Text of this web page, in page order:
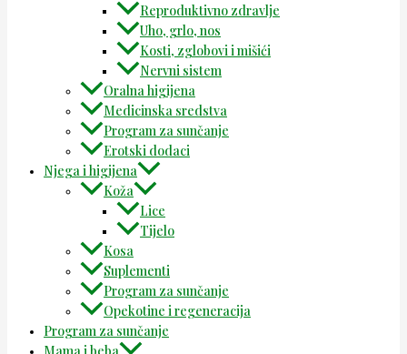
Reproduktivno zdravlje
Uho, grlo, nos
Kosti, zglobovi i mišići
Nervni sistem
Oralna higijena
Medicinska sredstva
Program za sunčanje
Erotski dodaci
Njega i higijena
Koža
Lice
Tijelo
Kosa
Suplementi
Program za sunčanje
Opekotine i regeneracija
Program za sunčanje